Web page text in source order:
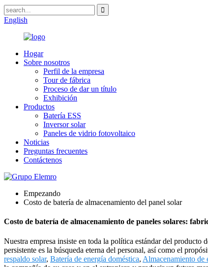
English
Hogar
Sobre nosotros
Perfil de la empresa
Tour de fábrica
Proceso de dar un título
Exhibición
Productos
Batería ESS
Inversor solar
Paneles de vidrio fotovoltaico
Noticias
Preguntas frecuentes
Contáctenos
Empezando
Costo de batería de almacenamiento del panel solar
Costo de batería de almacenamiento de paneles solares:
Nuestra empresa insiste en toda la política estándar del
persistente es la búsqueda eterna del personal, así como el
respaldo solar, Batería de energía doméstica, Almacenamiento de